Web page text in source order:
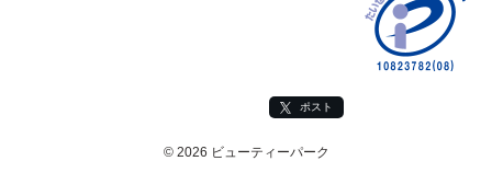
ポスト
© 2026 ビューティーパーク